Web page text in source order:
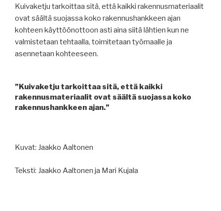
Kuivaketju tarkoittaa sitä, että kaikki rakennusmateriaalit
ovat säältä suojassa koko rakennushankkeen ajan
kohteen käyttöönottoon asti aina siitä lähtien kun ne
valmistetaan tehtaalla, toimitetaan työmaalle ja
asennetaan kohteeseen.
”Kuivaketju tarkoittaa sitä, että kaikki
rakennusmateriaalit ovat säältä suojassa koko
rakennushankkeen ajan.”
Kuvat: Jaakko Aaltonen
Teksti: Jaakko Aaltonen ja Mari Kujala